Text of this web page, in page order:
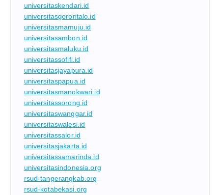
universitaskendari.id
universitasgorontalo.id
universitasmamuju.id
universitasambon.id
universitasmaluku.id
universitassofifi.id
universitasjayapura.id
universitaspapua.id
universitasmanokwari.id
universitassorong.id
universitaswanggar.id
universitaswalesi.id
universitassalor.id
universitasjakarta.id
universitassamarinda.id
universitasindonesia.org
rsud-tangerangkab.org
rsud-kotabekasi.org